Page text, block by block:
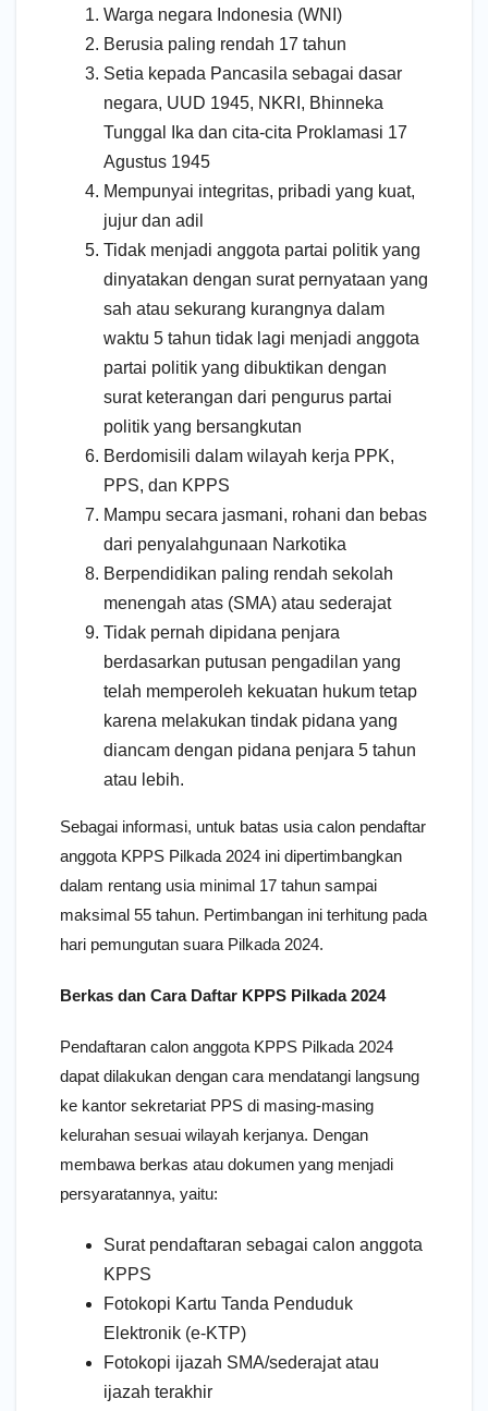
Warga negara Indonesia (WNI)
Berusia paling rendah 17 tahun
Setia kepada Pancasila sebagai dasar
negara, UUD 1945, NKRI, Bhinneka
Tunggal Ika dan cita-cita Proklamasi 17
Agustus 1945
Mempunyai integritas, pribadi yang kuat,
jujur dan adil
Tidak menjadi anggota partai politik yang
dinyatakan dengan surat pernyataan yang
sah atau sekurang kurangnya dalam
waktu 5 tahun tidak lagi menjadi anggota
partai politik yang dibuktikan dengan
surat keterangan dari pengurus partai
politik yang bersangkutan
Berdomisili dalam wilayah kerja PPK,
PPS, dan KPPS
Mampu secara jasmani, rohani dan bebas
dari penyalahgunaan Narkotika
Berpendidikan paling rendah sekolah
menengah atas (SMA) atau sederajat
Tidak pernah dipidana penjara
berdasarkan putusan pengadilan yang
telah memperoleh kekuatan hukum tetap
karena melakukan tindak pidana yang
diancam dengan pidana penjara 5 tahun
atau lebih.
Sebagai informasi, untuk batas usia calon pendaftar
anggota KPPS Pilkada 2024 ini dipertimbangkan
dalam rentang usia minimal 17 tahun sampai
maksimal 55 tahun. Pertimbangan ini terhitung pada
hari pemungutan suara Pilkada 2024.
Berkas dan Cara Daftar KPPS Pilkada 2024
Pendaftaran calon anggota KPPS Pilkada 2024
dapat dilakukan dengan cara mendatangi langsung
ke kantor sekretariat PPS di masing-masing
kelurahan sesuai wilayah kerjanya. Dengan
membawa berkas atau dokumen yang menjadi
persyaratannya, yaitu:
Surat pendaftaran sebagai calon anggota
KPPS
Fotokopi Kartu Tanda Penduduk
Elektronik (e-KTP)
Fotokopi ijazah SMA/sederajat atau
ijazah terakhir